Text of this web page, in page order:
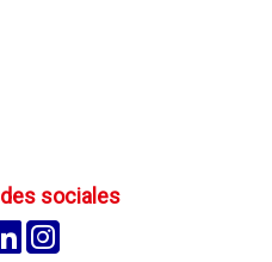
sociales
Linkedin